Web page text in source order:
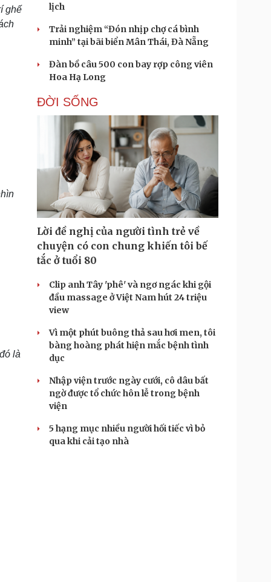
ghế
là
lịch
Trải nghiệm “Đón nhịp chợ cá bình
minh” tại bãi biển Mân Thái, Đà Nẵng
Đàn bồ câu 500 con bay rợp công viên
Hoa Hạ Long
ĐỜI SỐNG
Lời đề nghị của người tình trẻ về
chuyện có con chung khiến tôi bế
tắc ở tuổi 80
Clip anh Tây 'phê' và ngơ ngác khi gội
đầu massage ở Việt Nam hút 24 triệu
view
Vì một phút buông thả sau hơi men, tôi
bàng hoàng phát hiện mắc bệnh tình
dục
Nhập viện trước ngày cưới, cô dâu bất
ngờ được tổ chức hôn lễ trong bệnh
viện
5 hạng mục nhiều người hối tiếc vì bỏ
qua khi cải tạo nhà